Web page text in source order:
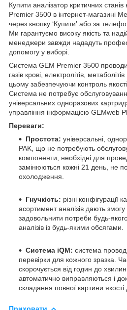
Купити аналізатор критичних
Premier 3500 в інтернет-магазині
через кнопку ‘Купитиʼ або за
Ми гарантуємо високу якість та
менеджери завжди нададуть
допомогу у виборі.
Система GEM Premier 3500
газів крові, електролітів,
цьому забезпечуючи контроль
Система не потребує
універсальних одноразових
управління інформацією GEMweb
Переваги:
Простота: універсальні,
PAK, що не потребують
компоненти, необхідні для
замінюються кожні 21 день, не
охолодження.
Гнучкість: різні конфігурації
асортимент аналізів дають
задовольнити потреби будь-
аналізів із будь-якими обсягами.
Система iQM: система
перевірки для кожного зразка.
скорочується від годин до
автоматично виправляються і
складання повної картини якості
Приховати